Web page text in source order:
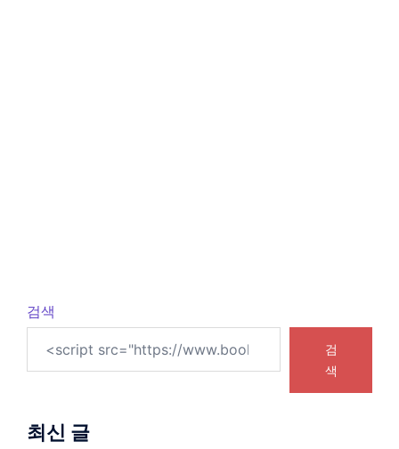
검색
검
색
최신 글